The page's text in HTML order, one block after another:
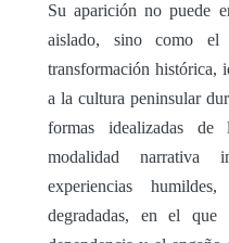
Su aparición no puede
aislado, sino como el
transformación histórica,
a la cultura peninsular
formas idealizadas de
modalidad narrativa
experiencias
degradadas, en el